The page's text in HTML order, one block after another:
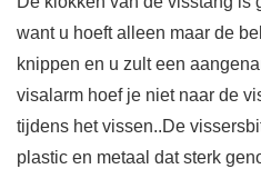
want u hoeft alleen maar de
knippen en u zult een
visalarm hoef je niet naar de
tijdens het vissen..De
plastic en metaal dat sterk